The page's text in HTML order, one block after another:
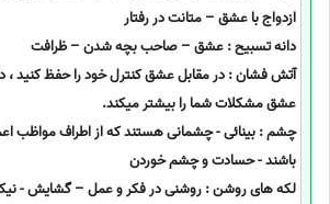
ازدواج با عشق – متانت در رفتار
دانه تسبیح : عشق – صاحب بچه شدن – ظرافت
آتش فشان : در مقابل عشق کنترل خود را حفظ کنید ،
عشق مشکلات شما را بیشتر میکند.
چشم : بینائی - چشمانی هستند که از اطراف مواظب
باشند - حسادت و چشم خوردن
لکه های روشن : روشنی در فکر و عمل – گشایش -